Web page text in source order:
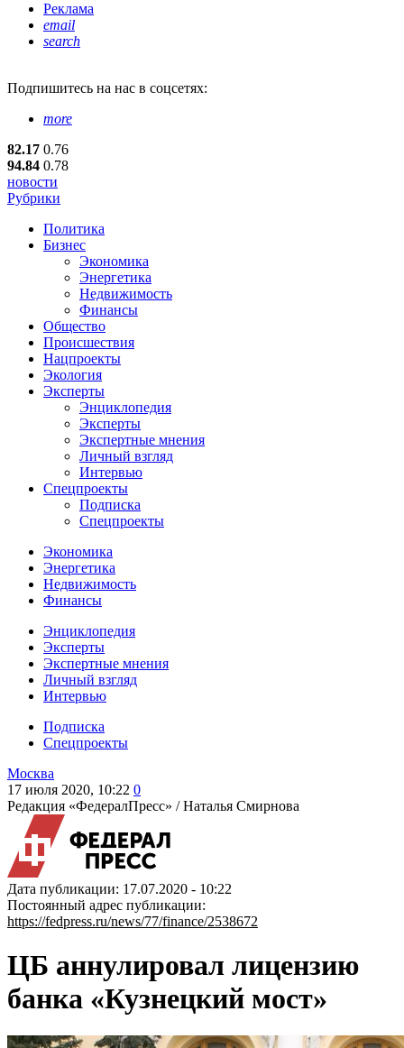
Реклама
email
search
Подпишитесь на нас в соцсетях:
more
82.17 0.76
94.84 0.78
новости
Рубрики
Политика
Бизнес
Экономика
Энергетика
Недвижимость
Финансы
Общество
Происшествия
Нацпроекты
Экология
Эксперты
Энциклопедия
Эксперты
Экспертные мнения
Личный взгляд
Интервью
Спецпроекты
Подписка
Спецпроекты
Экономика
Энергетика
Недвижимость
Финансы
Энциклопедия
Эксперты
Экспертные мнения
Личный взгляд
Интервью
Подписка
Спецпроекты
Москва
17 июля 2020, 10:22 0
Редакция «ФедералПресс» /Наталья Смирнова
Дата публикации: 17.07.2020 - 10:22
Постоянный адрес публикации:
https://fedpress.ru/news/77/finance/2538672
ЦБ аннулировал лицензию
банка «Кузнецкий мост»